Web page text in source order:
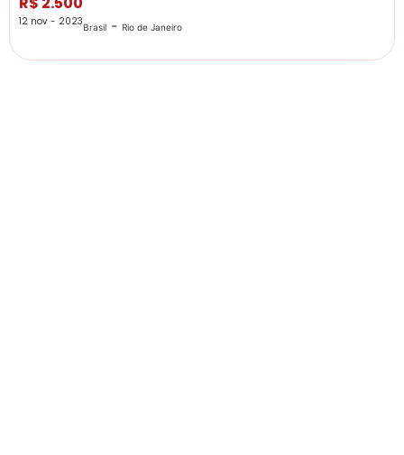
12 nov - 2023Brasil - Rio de Janeiro